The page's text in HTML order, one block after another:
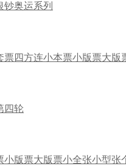
钞奥运系列
票 四方连小本票小版票大版
四轮
小版票大版票小全张小型张